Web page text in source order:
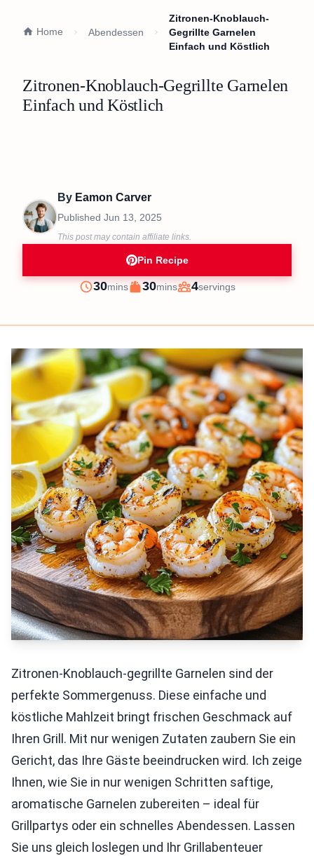
Home Abendessen
Zitronen-Knoblauch-
Gegrillte Garnelen
Einfach und Köstlich
Zitronen-Knoblauch-Gegrillte Garnelen
Einfach und Köstlich
By Eamon Carver
Published Jun 13, 2025
This post may contain affiliate links.
Pin Recipe
Prep
30minutes
mins
Cook
30minutes
mins
Servings
4servings
Zitronen-Knoblauch-gegrillte Garnelen sind der
perfekte Sommergenuss. Diese einfache und
köstliche Mahlzeit bringt frischen Geschmack auf
Ihren Grill. Mit nur wenigen Zutaten zaubern Sie ein
Gericht, das Ihre Gäste beeindrucken wird. Ich zeige
Ihnen, wie Sie in nur wenigen Schritten saftige,
aromatische Garnelen zubereiten – ideal für
Grillpartys oder ein schnelles Abendessen. Lassen
Sie uns gleich loslegen und Ihr Grillabenteuer